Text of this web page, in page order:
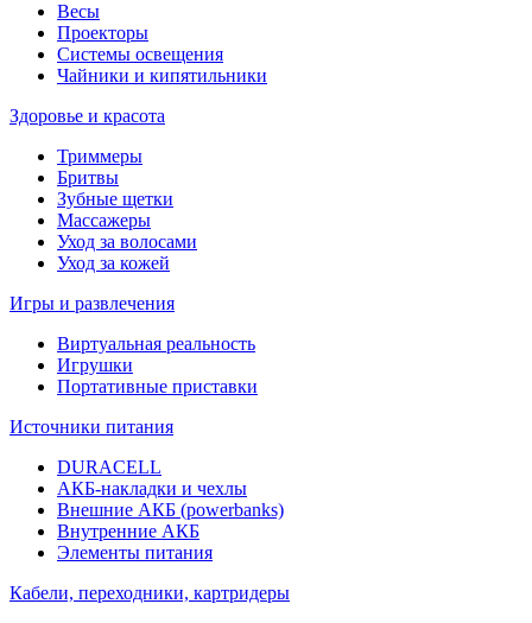
Весы
Проекторы
Системы освещения
Чайники и кипятильники
Здоровье и красота
Триммеры
Бритвы
Зубные щетки
Массажеры
Уход за волосами
Уход за кожей
Игры и развлечения
Виртуальная реальность
Игрушки
Портативные приставки
Источники питания
DURACELL
АКБ-накладки и чехлы
Внешние АКБ (powerbanks)
Внутренние АКБ
Элементы питания
Кабели, переходники, картридеры